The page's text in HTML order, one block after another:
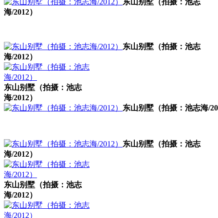
东山别墅（拍摄：池志
海/2012）
东山别墅（拍摄：池志
海/2012）
东山别墅（拍摄：池志
海/2012）
东山别墅（拍摄：池志海/
东山别墅（拍摄：池志
海/2012）
东山别墅（拍摄：池志
海/2012）